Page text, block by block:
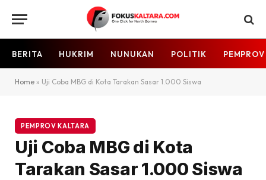
BERITA HUKRIM NUNUKAN POLITIK
Home » Uji Coba MBG di Kota Tarakan Sasar 1.000 Siswa
PEMPROV KALTARA
Uji Coba MBG di Kota
Tarakan Sasar 1.000 Siswa